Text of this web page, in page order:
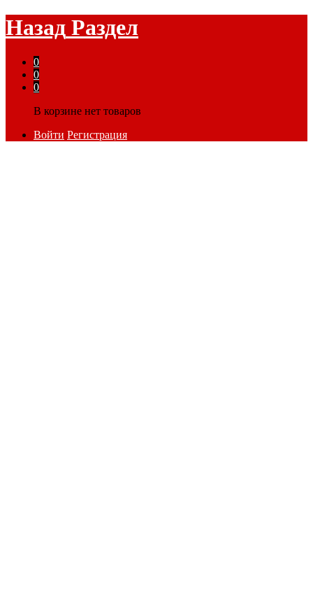
Назад Раздел
0
0
0
В корзине нет товаров
Войти Регистрация